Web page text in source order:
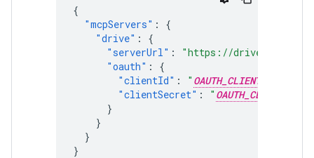
{
"mcpServers" :
{
"drive" :
{
"serverUrl" :
"https://
"oauth" :
{
"clientId" : " OAUTH_CLIENT_ID
"clientSecret" : "
}
}
}
}